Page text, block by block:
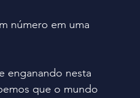
número em uma
enganando nesta
que o mundo